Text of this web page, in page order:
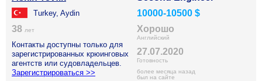
Turkey, Aydin
38 лет
Контакты доступны только для
зарегистрированных крюинговых
агентств или судовладельцев.
Зарегистрироваться >>
10000-10500 $
Хорошо
Английский
27.07.2020
Готовность
более месяца назад
был на сайте